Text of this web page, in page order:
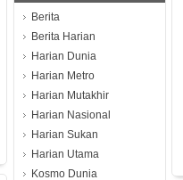
Berita
Berita Harian
Harian Dunia
Harian Metro
Harian Mutakhir
Harian Nasional
Harian Sukan
Harian Utama
Kosmo Dunia